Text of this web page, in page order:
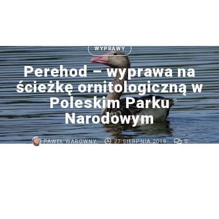
WYPRAWY
Perehod – wyprawa na
ścieżkę ornitologiczną w
Poleskim Parku
Narodowym
PAWEŁ WAROWNY 27 SIERPNIA 2019 0
ARCHIWUM